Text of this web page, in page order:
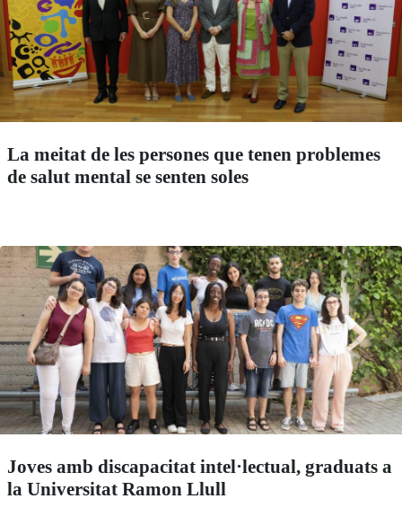
La meitat de les persones que tenen problemes
de salut mental se senten soles
Joves amb discapacitat intel·lectual, graduats a
la Universitat Ramon Llull